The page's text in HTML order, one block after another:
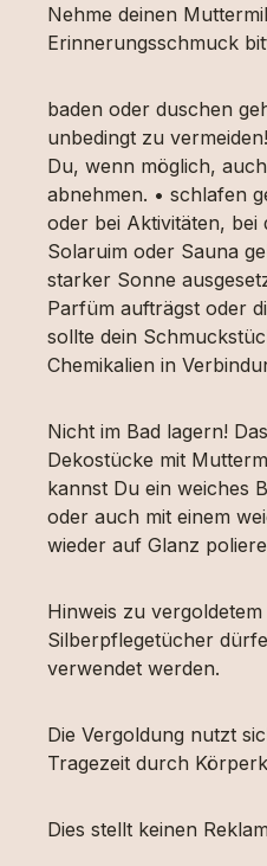
Nehme deinen
Erinnerungsschmuck
baden oder duschen
unbedingt zu
Du, wenn möglich,
abnehmen. • schlafen
oder bei Aktivitäten, bei
Solaruim oder Sauna
starker Sonne
Parfüm aufträgst oder
sollte dein
Chemikalien in
Nicht im Bad lagern!
Dekostücke mit
kannst Du ein weiches
oder auch mit einem
wieder auf Glanz
Hinweis zu
Silberpflegetücher
verwendet werden.
Die Vergoldung nutzt
Tragezeit durch
Dies stellt keinen